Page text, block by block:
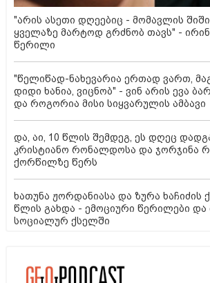
"არის ასეთი დღეებიც - მომავლის
ყველაზე მარტოდ გრძნობ თავს" -
წერილი
"წელიწად-ნახევარია ერთად ვართ,
დიდი ხანია, ვიცნობ" - ვინ არის ევა
და როგორია მისი სიყვარულის ამბავი
და, აი, 10 წლის შემდეგ, ეს დღეც
კრისტიანო რონალდოსა და ჯორჯინა
ქორწილზე წერს
ხათუნა ჟორდანიასა და ზურა ხაჩიძის
წლის გახდა - ემოციური წერილები და
სოციალურ ქსელში